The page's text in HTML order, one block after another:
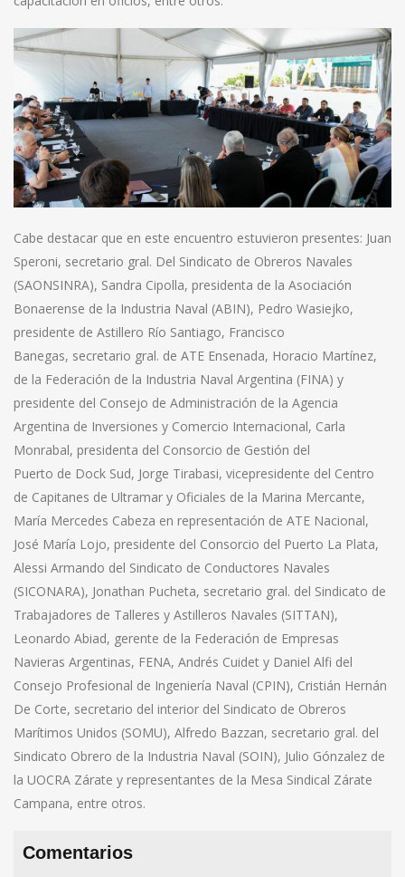
Cabe destacar que en este encuentro estuvieron presentes: Juan
Speroni, secretario gral. Del Sindicato de Obreros Navales
(SAONSINRA), Sandra Cipolla, presidenta de la Asociación
Bonaerense de la Industria Naval (ABIN), Pedro Wasiejko,
presidente de Astillero Río Santiago, Francisco
Banegas, secretario gral. de ATE Ensenada, Horacio Martínez,
de la Federación de la Industria Naval Argentina (FINA) y
presidente del Consejo de Administración de la Agencia
Argentina de Inversiones y Comercio Internacional, Carla
Monrabal, presidenta del Consorcio de Gestión del
Puerto de Dock Sud, Jorge Tirabasi, vicepresidente del Centro
de Capitanes de Ultramar y Oficiales de la Marina Mercante,
María Mercedes Cabeza en representación de ATE Nacional,
José María Lojo, presidente del Consorcio del Puerto La Plata,
Alessi Armando del Sindicato de Conductores Navales
(SICONARA), Jonathan Pucheta, secretario gral. del Sindicato de
Trabajadores de Talleres y Astilleros Navales (SITTAN),
Leonardo Abiad, gerente de la Federación de Empresas
Navieras Argentinas, FENA, Andrés Cuidet y Daniel Alfi del
Consejo Profesional de Ingeniería Naval (CPIN), Cristián Hernán
De Corte, secretario del interior del Sindicato de Obreros
Marítimos Unidos (SOMU), Alfredo Bazzan, secretario gral. del
Sindicato Obrero de la Industria Naval (SOIN), Julio Gónzalez de
la UOCRA Zárate y representantes de la Mesa Sindical Zárate
Campana, entre otros.
Comentarios